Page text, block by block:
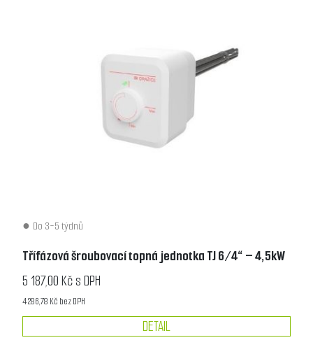
Do 3-5 týdnů
Třífázová šroubovací topná jednotka TJ 6/4“ – 4,5kW
5 187,00 Kč s DPH
4 286,78 Kč bez DPH
DETAIL